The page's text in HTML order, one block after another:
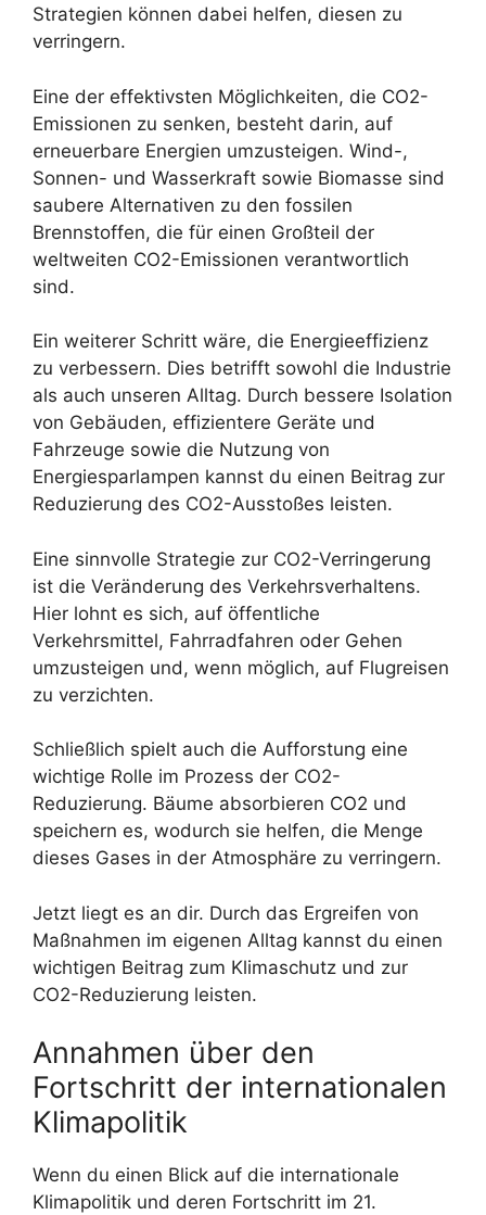
Strategien können dabei helfen, diesen zu
verringern.
Eine der effektivsten Möglichkeiten, die CO2-
Emissionen zu senken, besteht darin, auf
erneuerbare Energien umzusteigen. Wind-,
Sonnen- und Wasserkraft sowie Biomasse sind
saubere Alternativen zu den fossilen
Brennstoffen, die für einen Großteil der
weltweiten CO2-Emissionen verantwortlich
sind.
Ein weiterer Schritt wäre, die Energieeffizienz
zu verbessern. Dies betrifft sowohl die Industrie
als auch unseren Alltag. Durch bessere Isolation
von Gebäuden, effizientere Geräte und
Fahrzeuge sowie die Nutzung von
Energiesparlampen kannst du einen Beitrag zur
Reduzierung des CO2-Ausstoßes leisten.
Eine sinnvolle Strategie zur CO2-Verringerung
ist die Veränderung des Verkehrsverhaltens.
Hier lohnt es sich, auf öffentliche
Verkehrsmittel, Fahrradfahren oder Gehen
umzusteigen und, wenn möglich, auf Flugreisen
zu verzichten.
Schließlich spielt auch die Aufforstung eine
wichtige Rolle im Prozess der CO2-
Reduzierung. Bäume absorbieren CO2 und
speichern es, wodurch sie helfen, die Menge
dieses Gases in der Atmosphäre zu verringern.
Jetzt liegt es an dir. Durch das Ergreifen von
Maßnahmen im eigenen Alltag kannst du einen
wichtigen Beitrag zum Klimaschutz und zur
CO2-Reduzierung leisten.
Annahmen über den
Fortschritt der internationalen
Klimapolitik
Wenn du einen Blick auf die internationale
Klimapolitik und deren Fortschritt im 21.